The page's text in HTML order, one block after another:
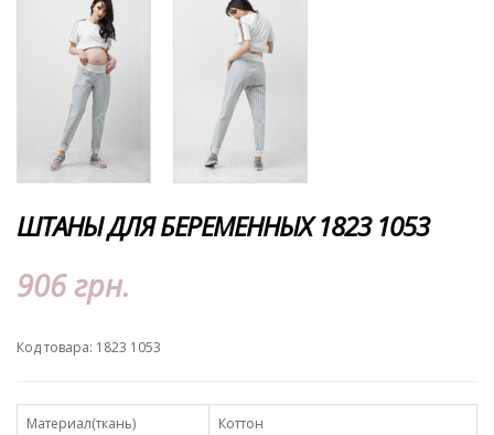
ШТАНЫ ДЛЯ БЕРЕМЕННЫХ 1823 1053
906 грн.
Код товара: 1823 1053
Материал(ткань)
Коттон